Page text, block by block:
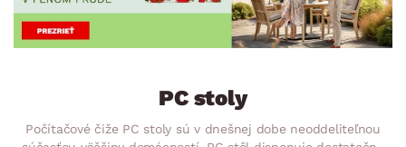
PC stoly
Počítačové čiže PC stoly sú v dnešnej dobe neoddeliteľnou